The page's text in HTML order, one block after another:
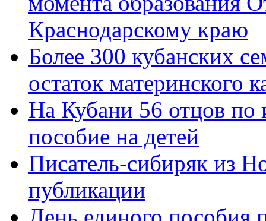
Краснодарскому краю
Более 300 кубанских
остаток материнского
На Кубани 56 отцов по
пособие на детей
Писатель-сибиряк из
публикации